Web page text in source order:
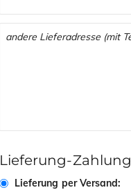
Lieferung-Zahlung
Lieferung per Versand: